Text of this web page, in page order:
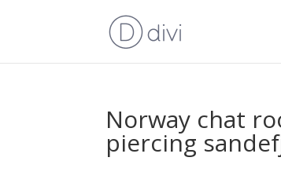
Norway chat
piercing